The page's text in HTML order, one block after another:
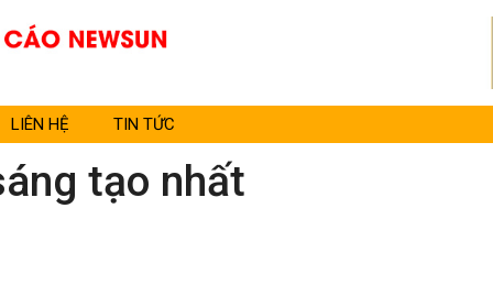
LIÊN HỆ TIN TỨC
tạo nhất